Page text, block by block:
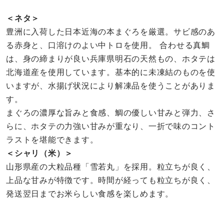
＜ネタ＞
豊洲に入荷した日本近海の本まぐろを厳選。サビ感のあ
る赤身と、口溶けのよい中トロを使用。 合わせる真鯛
は、身の締まりが良い兵庫県明石の天然もの、ホタテは
北海道産を使用しています。基本的に未凍結のものを使
いますが、水揚げ状況により解凍品を使うことがありま
す。
まぐろの濃厚な旨みと食感、鯛の優しい甘みと弾力、さ
らに、ホタテの力強い甘みが重なり、一折で味のコント
ラストを堪能できます。
＜シャリ（米）＞
山形県産の大粒品種「雪若丸」を採用。粒立ちが良く、
上品な甘みが特徴です。時間が経っても粒立ちが良く、
発送翌日までお米らしい食感を楽しめます。